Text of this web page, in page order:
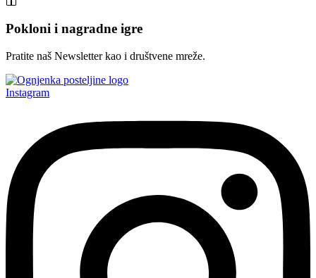
Pokloni i nagradne igre
Pratite naš Newsletter kao i društvene mreže.
Instagram